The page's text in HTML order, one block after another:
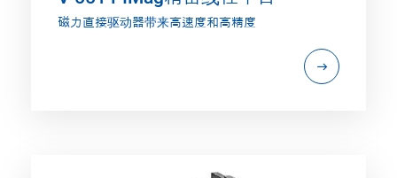
磁力直接驱动器带来高速度和高精度